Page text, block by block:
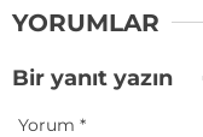
YORUMLAR
Bir yanıt yazın
Yorum *